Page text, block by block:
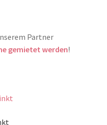
Partner
gemietet werden!